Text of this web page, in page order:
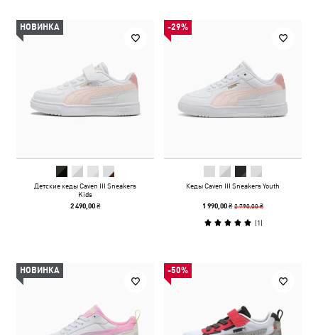
НОВИНКА
Детские кеды Caven III Sneakers
Kids
2 490,00 ₴
-29%
Кеды Caven III Sneakers Youth
1 990,00 ₴2 790,00 ₴
(1)
НОВИНКА -50%